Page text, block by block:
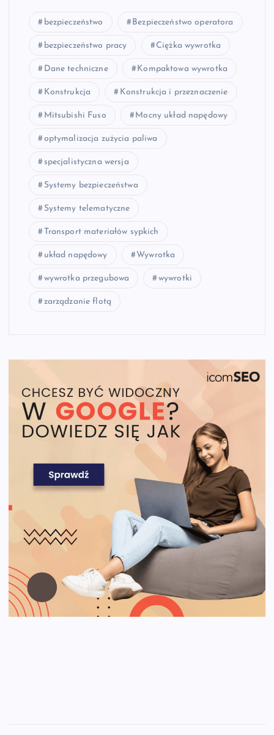
bezpieczeństwo Bezpieczeństwo operatora
bezpieczeństwo pracy Ciężka wywrotka
Dane techniczne Kompaktowa wywrotka
Konstrukcja Konstrukcja i przeznaczenie
Mitsubishi Fuso Mocny układ napędowy
optymalizacja zużycia paliwa
specjalistyczna wersja
Systemy bezpieczeństwa
Systemy telematyczne
Transport materiałów sypkich
układ napędowy Wywrotka
wywrotka przegubowa wywrotki
zarządzanie flotą